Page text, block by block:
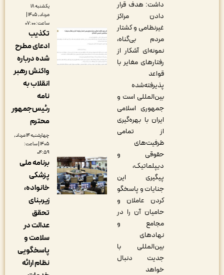
داشت: هدف قرار
دادن مراکز
غیرنظامی و کشتار
مردم بی‌گناه،
نمونه‌ای آشکار از
رفتارهای مغایر با
پذیرفته‌شده
بین‌المللی است و
جمهوری اسلامی
ایران با بهره‌گیری
از تمامی
ظرفیت‌های
حقوقی و
دیپلماتیک،
پیگیری این
جنایات و پاسخگو
کردن عاملان و
حامیان آن را در
مجامع و
نهادهای
بین‌المللی با
جدیت دنبال
مرداد, ۱۴۰۵ |
تکذیب
ادعای مطرح
شده درباره
واکنش رهبر
انقلاب به
رئیس‌جمهور
چهارشنبه ۱۴ مرداد,
۱۴۰۵ | ساعت:
برنامه ملی
پزشکی
خانواده،
عدالت در
سلامت و
پاسخگویی
نظام ارائه